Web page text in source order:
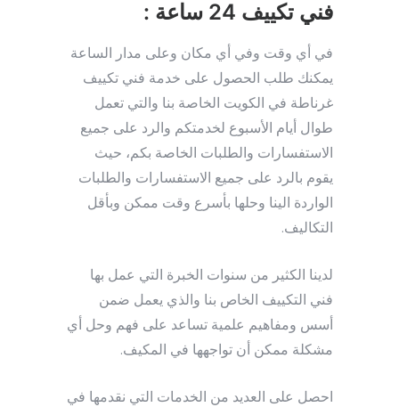
فني تكييف 24 ساعة :
في أي وقت وفي أي مكان وعلى مدار الساعة
يمكنك طلب الحصول على خدمة فني تكييف
غرناطة في الكويت الخاصة بنا والتي تعمل
طوال أيام الأسبوع لخدمتكم والرد على جميع
الاستفسارات والطلبات الخاصة بكم، حيث
يقوم بالرد على جميع الاستفسارات والطلبات
الواردة الينا وحلها بأسرع وقت ممكن وبأقل
التكاليف.
لدينا الكثير من سنوات الخبرة التي عمل بها
فني التكييف الخاص بنا والذي يعمل ضمن
أسس ومفاهيم علمية تساعد على فهم وحل أي
مشكلة ممكن أن تواجهها في المكيف.
احصل على العديد من الخدمات التي نقدمها في